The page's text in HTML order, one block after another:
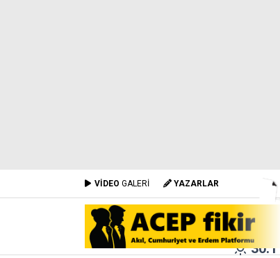
VİDEO GALERİ YAZARLAR
30.1°